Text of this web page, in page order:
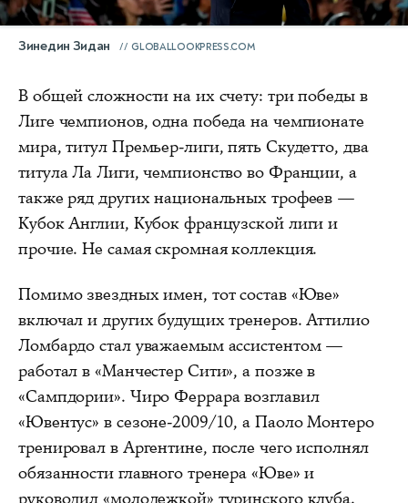
Зинедин Зидан GLOBALLOOKPRESS.COM
В общей сложности на их счету: три победы в
Лиге чемпионов, одна победа на чемпионате
мира, титул Премьер-лиги, пять Скудетто, два
титула Ла Лиги, чемпионство во Франции, а
также ряд других национальных трофеев —
Кубок Англии, Кубок французской лиги и
прочие. Не самая скромная коллекция.
Помимо звездных имен, тот состав «Юве»
включал и других будущих тренеров. Аттилио
Ломбардо стал уважаемым ассистентом —
работал в «Манчестер Сити», а позже в
«Сампдории». Чиро Феррара возглавил
«Ювентус» в сезоне-2009/10, а Паоло Монтеро
тренировал в Аргентине, после чего исполнял
обязанности главного тренера «Юве» и
руководил «молодежкой» туринского клуба.